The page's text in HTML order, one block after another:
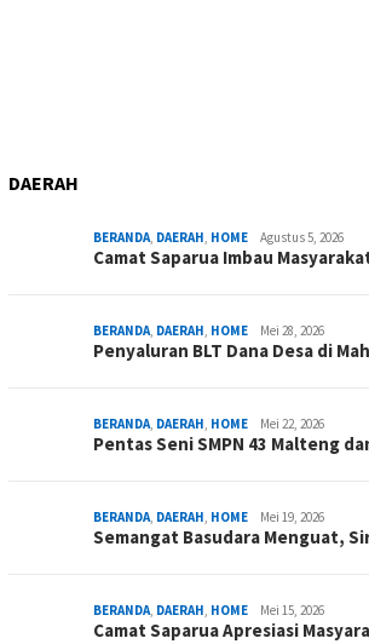
DAERAH
BERANDA, DAERAH, HOME Agustus 5, 2026
Camat Saparua Imbau
BERANDA, DAERAH, HOME Mei 28, 2026
Penyaluran BLT Dana Desa di
BERANDA, DAERAH, HOME Mei 22, 2026
Pentas Seni SMPN 43 Malteng
BERANDA, DAERAH, HOME Mei 19, 2026
Semangat Basudara Menguat,
BERANDA, DAERAH, HOME Mei 15, 2026
Camat Saparua Apresiasi